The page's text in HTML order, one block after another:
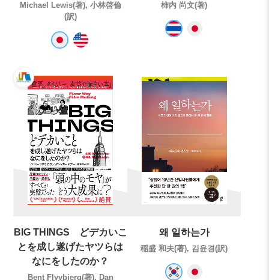
Michael Lewis(著), 小林啓倫
(訳)
柿内 尚文(著)
BIG THINGS どデカいこ
とを成し遂げたヤツらは
なにをしたのか？
Bent Flyvbjerg(著), Dan
왜 일하는가
稲盛 和夫(著), 김윤경(訳)